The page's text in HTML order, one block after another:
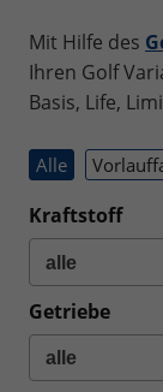
Mit Hilfe des
Ihren Golf
Basis, Life,
Alle
Kraftstoff
Getriebe